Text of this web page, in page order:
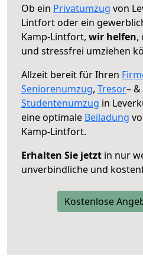
Ob ein Privatumzug von
Lintfort oder ein
Kamp-Lintfort, wir helfen,
und stressfrei umziehen
Allzeit bereit für Ihren
Seniorenumzug, Tresor– &
Studentenumzug in
eine optimale Beiladung
Kamp-Lintfort.
Erhalten Sie jetzt in nur
unverbindliche und
Kostenlose